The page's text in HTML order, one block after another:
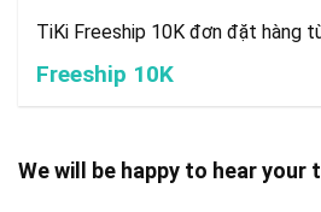
TiKi Freeship 10K đơn đặt hàng
Freeship 10K
We will be happy to hear your